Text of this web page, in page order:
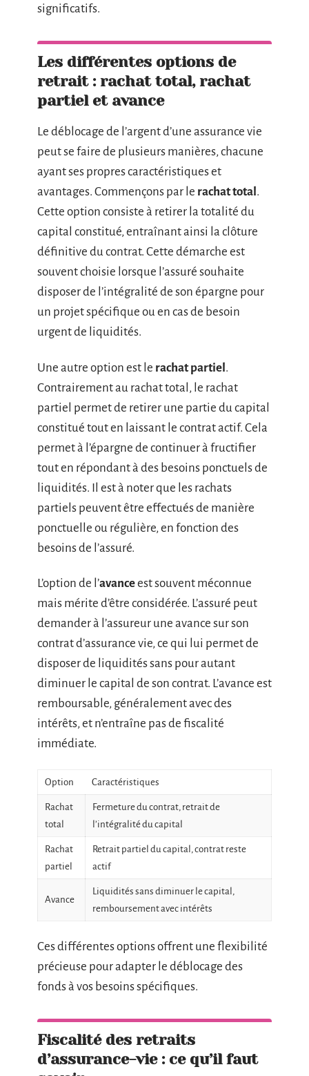
significatifs.
Les différentes options de
retrait : rachat total, rachat
partiel et avance
Le déblocage de l’argent d’une assurance vie
peut se faire de plusieurs manières, chacune
ayant ses propres caractéristiques et
avantages. Commençons par le rachat total.
Cette option consiste à retirer la totalité du
capital constitué, entraînant ainsi la clôture
définitive du contrat. Cette démarche est
souvent choisie lorsque l’assuré souhaite
disposer de l’intégralité de son épargne pour
un projet spécifique ou en cas de besoin
urgent de liquidités.
Une autre option est le rachat partiel.
Contrairement au rachat total, le rachat
partiel permet de retirer une partie du capital
constitué tout en laissant le contrat actif. Cela
permet à l’épargne de continuer à fructifier
tout en répondant à des besoins ponctuels de
liquidités. Il est à noter que les rachats
partiels peuvent être effectués de manière
ponctuelle ou régulière, en fonction des
besoins de l’assuré.
L’option de l’avanceest souvent méconnue
mais mérite d’être considérée. L’assuré peut
demander à l’assureur une avance sur son
contrat d’assurance vie, ce qui lui permet de
disposer de liquidités sans pour autant
diminuer le capital de son contrat. L’avance est
remboursable, généralement avec des
intérêts, et n’entraîne pas de fiscalité
immédiate.
Option Caractéristiques
Rachat
total
Fermeture du contrat, retrait de
l’intégralité du capital
Rachat
partiel
Retrait partiel du capital, contrat reste
actif
Avance
Liquidités sans diminuer le capital,
remboursement avec intérêts
Ces différentes options offrent une flexibilité
précieuse pour adapter le déblocage des
fonds à vos besoins spécifiques.
Fiscalité des retraits
d’assurance-vie : ce qu’il faut